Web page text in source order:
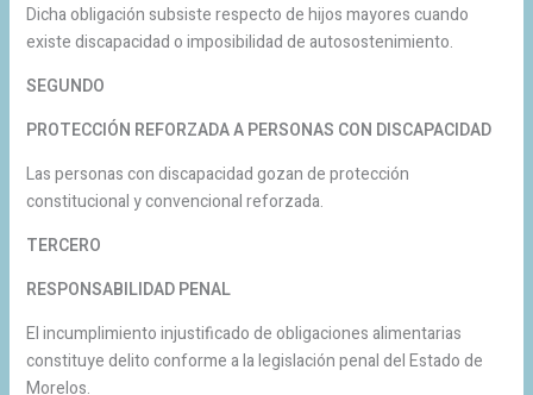
Dicha obligación subsiste respecto de hijos mayores cuando
existe discapacidad o imposibilidad de autosostenimiento.
SEGUNDO
PROTECCIÓN REFORZADA A PERSONAS CON DISCAPACIDAD
Las personas con discapacidad gozan de protección
constitucional y convencional reforzada.
TERCERO
RESPONSABILIDAD PENAL
El incumplimiento injustificado de obligaciones alimentarias
constituye delito conforme a la legislación penal del Estado de
Morelos.